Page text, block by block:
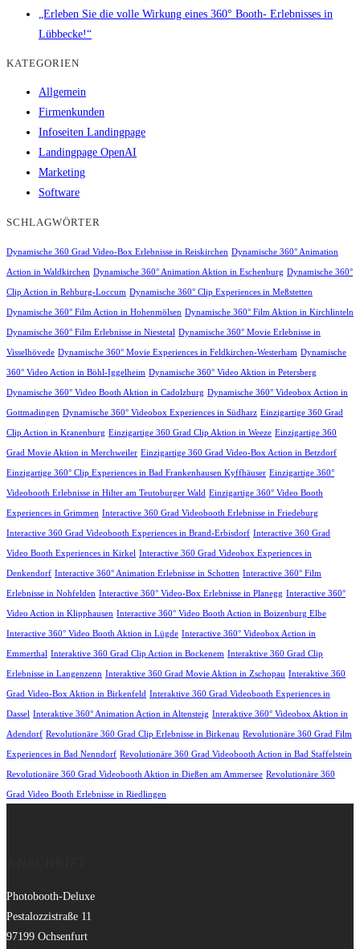
„Erleben Sie die volle Wirkung eines 360° Booth- Erlebnisses in
Lübbecke!“
KATEGORIEN
Allgemein
Firmenkunden
Infoseiten Landingpage
Landingpage OpenAI
Marketing
Software
SCHLAGWÖRTER
Dynamische 360 Grad Video-Box Erlebnisse in Reiskirchen Dynamische 360° Animation
Action in Waldkirchen Dynamische 360° Animation Aktion in Eschenburg Dynamische 360°
Clip Action in Rehburg-Loccum Dynamische 360° Clip Experiences in Meßstetten
Dynamische 360° Film Action in Hohenmölsen Dynamische 360° Film Aktion in Kirchlinteln
Dynamische 360° Film Erlebnisse in Niestetal Dynamische 360° Movie Erlebnisse in
Visselhövede Dynamische 360° Movie Experiences in Feldkirchen-Westerham Dynamische
360° Video Action in Böhl-Iggelheim Dynamische 360° Video Aktion in Petersberg
Dynamische 360° Video Booth Aktion in Cadolzburg Dynamische 360° Videobox Action in
Gottmadingen Dynamische 360° Videobox Experiences in Südharz Einzigartige 360 Grad
Clip Action in Kranenburg Einzigartige 360 Grad Clip Aktion in Weeze Einzigartige 360
Grad Movie Aktion in Merchweiler Einzigartige 360 Grad Video-Box Action in Betzdorf
Einzigartige 360° Clip Experiences in Bad Frankenhausen Kyffhäuser Einzigartige 360°
Videobooth Erlebnisse in Hilter am Teutoburger Wald Einzigartige 360° Video Booth
Experiences in Grimmen Interactive 360 Grad Videobooth Erlebnisse in Friedeburg
Interactive 360 Grad Videobooth Experiences in Brand-Erbisdorf Interactive 360 Grad
Video Booth Experiences in Kirkel Interactive 360 Grad Videobox Experiences in
Denkendorf Interactive 360° Animation Erlebnisse in Schotten Interactive 360° Film
Erlebnisse in Nohfelden Interactive 360° Video-Box Erlebnisse in Planegg Interactive 360°
Video Action in Klipphausen Interactive 360° Video Booth Action in Boizenburg Elbe
Interactive 360° Video Booth Aktion in Lügde Interactive 360° Videobox Action in
Emmerthal Interaktive 360 Grad Clip Action in Bockenem Interaktive 360 Grad Clip
Erlebnisse in Langenzenn Interaktive 360 Grad Movie Aktion in Zschopau Interaktive 360
Grad Video-Box Aktion in Birkenfeld Interaktive 360 Grad Videobooth Experiences in
Dassel Interaktive 360° Animation Action in Altensteig Interaktive 360° Videobox Aktion in
Adendorf Revolutionäre 360 Grad Clip Erlebnisse in Birkenau Revolutionäre 360 Grad Film
Experiences in Bad Nenndorf Revolutionäre 360 Grad Videobooth Action in Bad Staffelstein
Revolutionäre 360 Grad Videobooth Aktion in Dießen am Ammersee Revolutionäre 360
Grad Video Booth Erlebnisse in Riedlingen
Photobooth-Deluxe
Pestalozzistraße 11
97199 Ochsenfurt